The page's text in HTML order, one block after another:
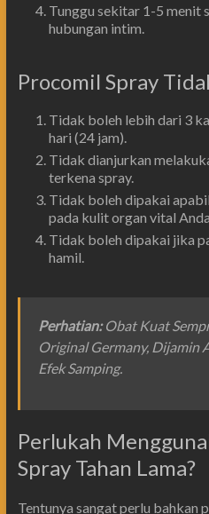
Tunggu sekitar 1-5 menit
hubungan intim.
Procomil Spray
Tidak boleh lebih dari 3
hari (24 jam).
Tidak dianjurkan
terkena spray.
Tidak boleh dipakai
pada kulit organ vital
Tidak boleh dipakai jika
hamil.
Perhatian: Obat Kuat
Original Germany, Dijamin
Efek Samping.
Perlukah
Spray Tahan Lama?
Tentunya sangat perlu bahkan